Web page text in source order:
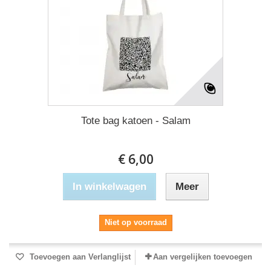
Tote bag katoen - Salam
€ 6,00
In winkelwagen Meer
Niet op voorraad
Toevoegen aan Verlanglijst Aan vergelijken toevoegen